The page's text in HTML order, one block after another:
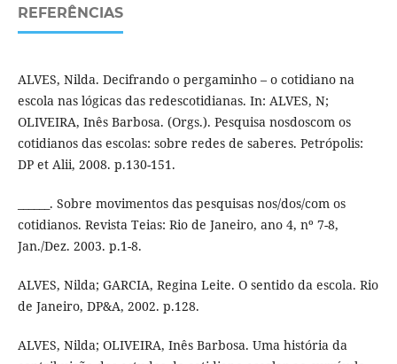
REFERÊNCIAS
ALVES, Nilda. Decifrando o pergaminho – o cotidiano na
escola nas lógicas das redescotidianas. In: ALVES, N;
OLIVEIRA, Inês Barbosa. (Orgs.). Pesquisa nosdoscom os
cotidianos das escolas: sobre redes de saberes. Petrópolis:
DP et Alii, 2008. p.130-151.
______. Sobre movimentos das pesquisas nos/dos/com os
cotidianos. Revista Teias: Rio de Janeiro, ano 4, nº 7-8,
Jan./Dez. 2003. p.1-8.
ALVES, Nilda; GARCIA, Regina Leite. O sentido da escola. Rio
de Janeiro, DP&A, 2002. p.128.
ALVES, Nilda; OLIVEIRA, Inês Barbosa. Uma história da